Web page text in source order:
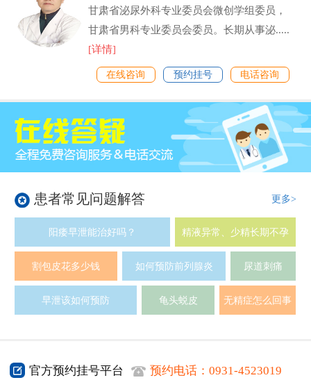
甘肃省泌尿外科专业委员会微创学组委员，
甘肃省男科专业委员会委员。长期从事泌.....
[详情]
在线咨询 预约挂号 电话咨询
患者常见问题解答 更多>
阳痿早泄能治好吗？ 精液异常、少精长期不孕
割包皮花多少钱 如何预防前列腺炎 尿道刺痛
早泄该如何预防 龟头蜕皮 无精症怎么回事
官方预约挂号平台 预约电话：0931-4523019